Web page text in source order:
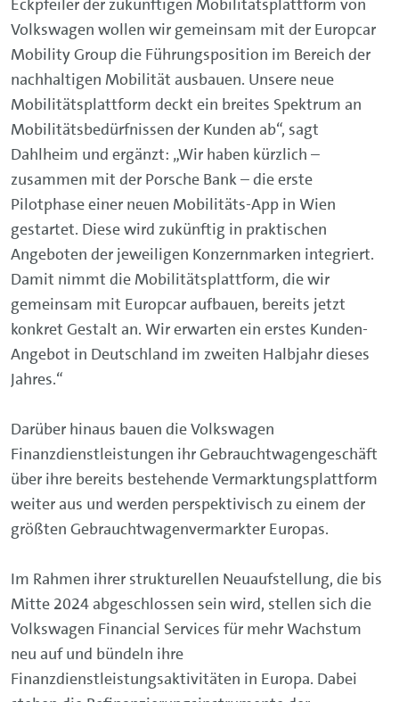
Eckpfeiler der zukünftigen Mobilitätsplattform von
Volkswagen wollen wir gemeinsam mit der Europcar
Mobility Group die Führungsposition im Bereich der
nachhaltigen Mobilität ausbauen. Unsere neue
Mobilitätsplattform deckt ein breites Spektrum an
Mobilitätsbedürfnissen der Kunden ab“, sagt
Dahlheim und ergänzt: „Wir haben kürzlich –
zusammen mit der Porsche Bank – die erste
Pilotphase einer neuen Mobilitäts-App in Wien
gestartet. Diese wird zukünftig in praktischen
Angeboten der jeweiligen Konzernmarken integriert.
Damit nimmt die Mobilitätsplattform, die wir
gemeinsam mit Europcar aufbauen, bereits jetzt
konkret Gestalt an. Wir erwarten ein erstes Kunden-
Angebot in Deutschland im zweiten Halbjahr dieses
Jahres.“
Darüber hinaus bauen die Volkswagen
Finanzdienstleistungen ihr Gebrauchtwagengeschäft
über ihre bereits bestehende Vermarktungsplattform
weiter aus und werden perspektivisch zu einem der
größten Gebrauchtwagenvermarkter Europas.
Im Rahmen ihrer strukturellen Neuaufstellung, die bis
Mitte 2024 abgeschlossen sein wird, stellen sich die
Volkswagen Financial Services für mehr Wachstum
neu auf und bündeln ihre
Finanzdienstleistungsaktivitäten in Europa. Dabei